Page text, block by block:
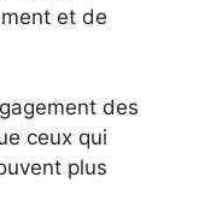
et de
des
ceux qui
plus